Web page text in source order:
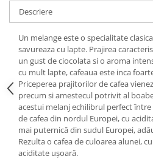
Descriere
Un melange este o specialitate
savureaza cu lapte. Prajirea
un gust de ciocolata si o aroma
cu mult lapte, cafeaua este inca
Priceperea prajitorilor de cafea
precum si amestecul potrivit al
acestui melanj echilibrul perfect
de cafea din nordul Europei, cu
mai puternică din sudul Europei,
Rezulta o cafea de culoarea alunei,
aciditate ușoară.